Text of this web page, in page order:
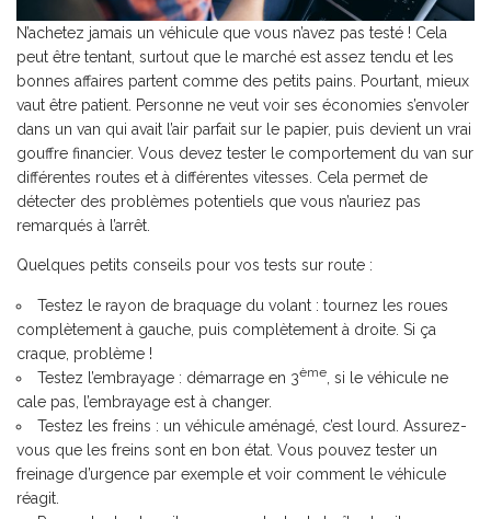
N’achetez jamais un véhicule que vous n’avez pas testé ! Cela
peut être tentant, surtout que le marché est assez tendu et les
bonnes affaires partent comme des petits pains. Pourtant, mieux
vaut être patient. Personne ne veut voir ses économies s’envoler
dans un van qui avait l’air parfait sur le papier, puis devient un vrai
gouffre financier. Vous devez tester le comportement du van sur
différentes routes et à différentes vitesses. Cela permet de
détecter des problèmes potentiels que vous n’auriez pas
remarqués à l’arrêt.
Quelques petits conseils pour vos tests sur route :
Testez le rayon de braquage du volant : tournez les roues
complètement à gauche, puis complètement à droite. Si ça
craque, problème !
Testez l’embrayage : démarrage en 3ème, si le véhicule ne
cale pas, l’embrayage est à changer.
Testez les freins : un véhicule aménagé, c’est lourd. Assurez-
vous que les freins sont en bon état. Vous pouvez tester un
freinage d’urgence par exemple et voir comment le véhicule
réagit.